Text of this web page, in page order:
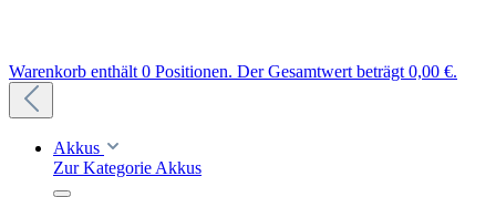
Warenkorb enthält 0 Positionen. Der Gesamtwert beträgt 0,00 €.
Akkus
Zur Kategorie Akkus